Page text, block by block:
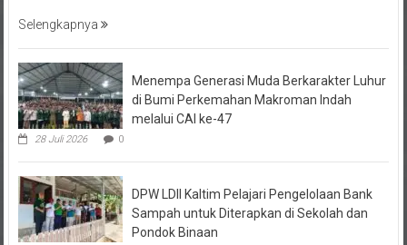
Selengkapnya
Menempa Generasi Muda Berkarakter Luhur
di Bumi Perkemahan Makroman Indah
melalui CAI ke-47
28 Juli 2026 0
DPW LDII Kaltim Pelajari Pengelolaan Bank
Sampah untuk Diterapkan di Sekolah dan
Pondok Binaan